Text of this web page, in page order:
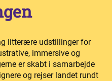
litterære udstillinger for
immersive og
er skabt i samarbejde
og rejser landet rundt